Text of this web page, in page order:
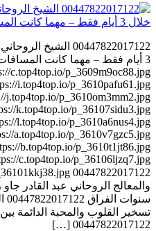
00447822017122
3 أيام فقط – مهما كانت
c.top4top.io/p_3609m9oc88.jpg
i.top4top.io/p_3610pafu61.jpg
j.top4top.io/p_3610om3mm2.jpg
k.top4top.io/p_36107sidu3.jpg
l.top4top.io/p_3610a6nus4.jpg
a.top4top.io/p_3610v7gzc5.jpg
b.top4top.io/p_3610t1jt86.jpg
c.top4top.io/p_36106ljzq7.jpg
والمعالج الروحاني عبد القادر
تسخير القلوب والمحبة الدائمة
00447822017122 […]